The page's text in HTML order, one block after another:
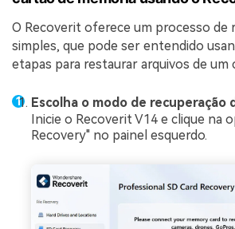
O Recoverit oferece um processo de
simples, que pode ser entendido
etapas para restaurar arquivos de um
Escolha o modo de recuperação
Inicie o Recoverit V14 e clique na
Recovery" no painel esquerdo.